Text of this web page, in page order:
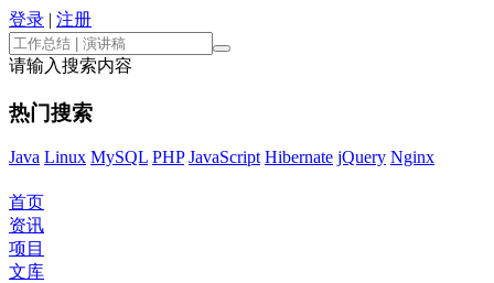
登录 | 注册
请输入搜索内容
热门搜索
Java Linux MySQL PHP JavaScript Hibernate jQuery Nginx
首页
资讯
项目
文库